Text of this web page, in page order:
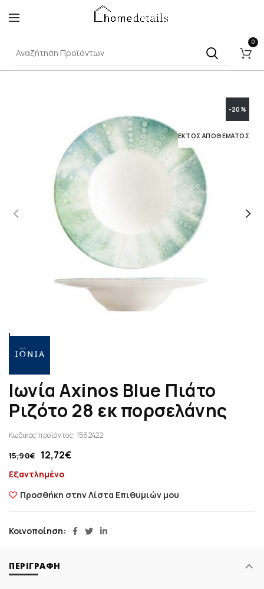
0
-20%
ΕΚΤΌΣ ΑΠΟΘΈΜΑΤΟΣ
Ιωνία Axinos Blue Πιάτο
Ριζότο 28 εκ πορσελάνης
Κωδικός προϊόντος: 1562422
15,90€ 12,72€
Εξαντλημένο
Προσθήκη στην Λίστα Επιθυμιών μου
Κοινοποίηση
ΠΕΡΙΓΡΑΦΉ